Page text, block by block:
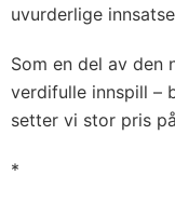
uvurderlige
Som en del av den
verdifulle innspill –
setter vi stor pris
*